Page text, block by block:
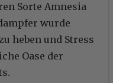
Sorte Amnesia
wurde
heben und Stress
Oase der